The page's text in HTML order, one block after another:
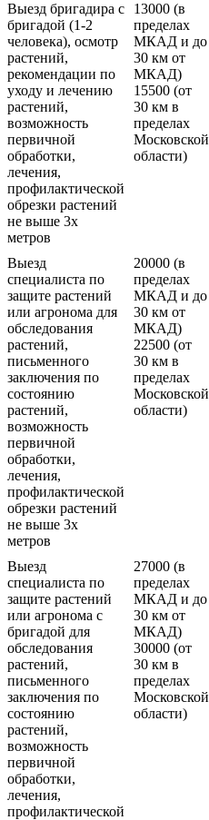
Выезд бригадира с
бригадой (1-2
человека), осмотр
растений,
рекомендации по
уходу и лечению
растений,
возможность
первичной
обработки,
лечения,
профилактической
обрезки растений
не выше 3х
метров
13000 (в
пределах
МКАД и до
30 км от
МКАД)
15500 (от
30 км в
пределах
Московской
области)
Выезд
специалиста по
защите растений
или агронома для
обследования
растений,
письменного
заключения по
состоянию
растений,
возможность
первичной
обработки,
лечения,
профилактической
обрезки растений
не выше 3х
метров
20000 (в
пределах
МКАД и до
30 км от
МКАД)
22500 (от
30 км в
пределах
Московской
области)
Выезд
специалиста по
защите растений
или агронома с
бригадой для
обследования
растений,
письменного
заключения по
состоянию
растений,
возможность
первичной
обработки,
лечения,
профилактической
27000 (в
пределах
МКАД и до
30 км от
МКАД)
30000 (от
30 км в
пределах
Московской
области)